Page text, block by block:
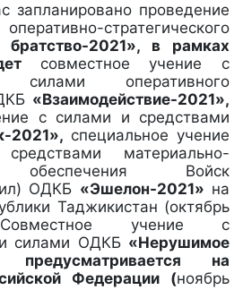
запланировано проведение
стратегического
братство-2021», в рамках
совместное учение с
силами оперативного
«Взаимодействие-2021»,
с силами и средствами
2021», специальное учение
материально-
обеспечения Войск
ОДКБ «Эшелон-2021» на
Таджикистан (октябрь
учение с
силами ОДКБ «Нерушимое
предусматривается на
Федерации (ноябрь